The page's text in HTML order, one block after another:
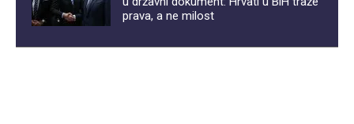
prava, a ne milost